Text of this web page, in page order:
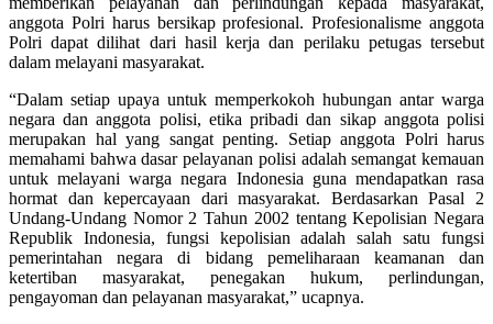
anggota Polri harus bersikap profesional. Profesionalisme anggota
Polri dapat dilihat dari hasil kerja dan perilaku petugas tersebut
dalam melayani masyarakat.
“Dalam setiap upaya untuk memperkokoh hubungan antar warga
negara dan anggota polisi, etika pribadi dan sikap anggota polisi
merupakan hal yang sangat penting. Setiap anggota Polri harus
memahami bahwa dasar pelayanan polisi adalah semangat kemauan
untuk melayani warga negara Indonesia guna mendapatkan rasa
hormat dan kepercayaan dari masyarakat. Berdasarkan Pasal 2
Undang-Undang Nomor 2 Tahun 2002 tentang Kepolisian Negara
Republik Indonesia, fungsi kepolisian adalah salah satu fungsi
pemerintahan negara di bidang pemeliharaan keamanan dan
ketertiban masyarakat, penegakan hukum, perlindungan,
pengayoman dan pelayanan masyarakat,” ucapnya.